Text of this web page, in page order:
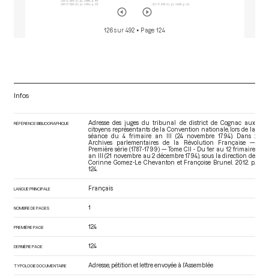
126 sur 492 • Page 124
Infos
RÉFÉRENCE BIBLIOGRAPHIQUE
Adresse des juges du tribunal de district de Cognac aux
citoyens représentants de la Convention nationale, lors de la
séance du 4 frimaire an III (24 novembre 1794). Dans :
Archives parlementaires de la Révolution Française —
Première série (1787-1799) — Tome CII - Du 1er au 12 frimaire
an III (21 novembre au 2 décembre 1794) , sous la direction de
Corinne Gomez-Le Chevanton et Françoise Brunel. 2012. p.
124.
LANGUE PRINCIPALE Français
NOMBRE DE PAGES 1
PREMIÈRE PAGE 124
DERNIÈRE PAGE 124
TYPOLOGIE DOCUMENTAIRE Adresse, pétition et lettre envoyée à l’Assemblée